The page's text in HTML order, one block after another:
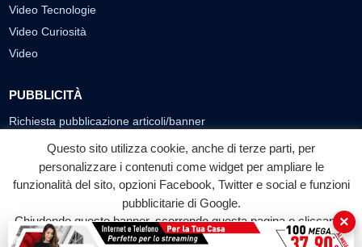
Video Tecnologie
Video Curiosità
Video
PUBBLICITÀ
Richiesta pubblicazione articoli/banner
SEGUICI SUI SOCIAL
f
Facebook
◎ ▶
YouTube
Questo sito utilizza cookie, anche di terze parti, per
personalizzare i contenuti come widget per ampliare le
funzionalità del sito, opzioni Facebook, Twitter e social e funzioni
pubblicitarie di Google.
Chiudendo questo banner, scorrendo questa pagina o cliccando
su qualunque suo elemento acconsenti all'uso dei cookie.
×